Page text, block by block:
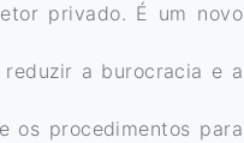
privado. É um novo
a burocracia e a
os procedimentos para